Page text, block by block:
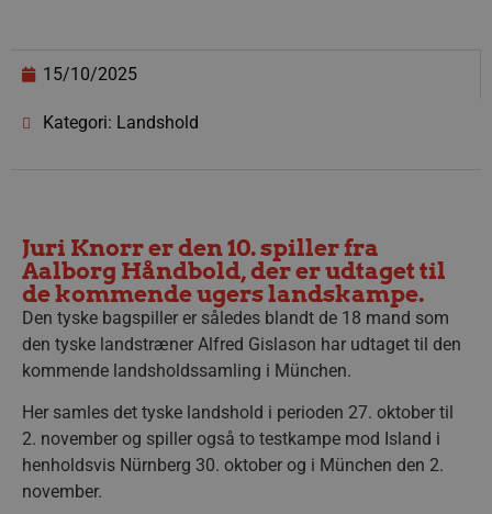
15/10/2025
Kategori: Landshold
Juri Knorr er den 10. spiller fra
Aalborg Håndbold, der er udtaget til
de kommende ugers landskampe.
Den tyske bagspiller er således blandt de 18 mand som
den tyske landstræner Alfred Gislason har udtaget til den
kommende landsholdssamling i München.
Her samles det tyske landshold i perioden 27. oktober til
2. november og spiller også to testkampe mod Island i
henholdsvis Nürnberg 30. oktober og i München den 2.
november.